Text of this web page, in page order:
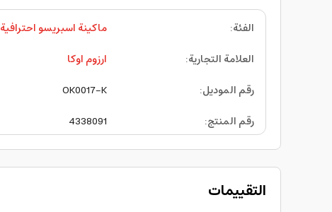
الفئة:
ماكينة اسبريسو احترافية
العلامة التجارية:
ارزوم اوكا
رقم الموديل:
OK0017-K
رقم المنتج:
4338091
التقييمات